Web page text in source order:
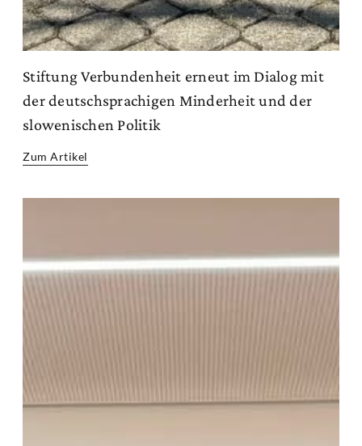
Stiftung Verbundenheit erneut im Dialog mit
der deutschsprachigen Minderheit und der
slowenischen Politik
Zum Artikel